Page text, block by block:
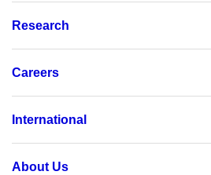
Research
Careers
International
About Us